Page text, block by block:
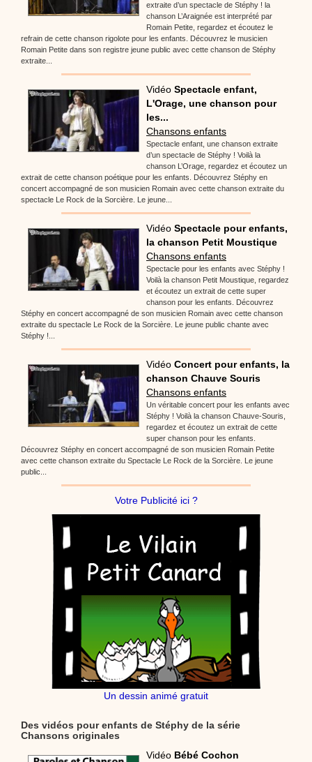
extraite d’un spectacle de Stéphy ! la
chanson L’Araignée est interprété par
Romain Petite, regardez et écoutez le
refrain de cette chanson rigolote pour les enfants. Découvrez le musicien
Romain Petite dans son registre jeune public avec cette chanson de Stéphy
extraite...
Vidéo Spectacle enfant,
L'Orage, une chanson pour
les...
Chansons enfants
Spectacle enfant, une chanson extraite
d’un spectacle de Stéphy ! Voilà la
chanson L’Orage, regardez et écoutez un
extrait de cette chanson poétique pour les enfants. Découvrez Stéphy en
concert accompagné de son musicien Romain avec cette chanson extraite du
spectacle Le Rock de la Sorcière. Le jeune...
Vidéo Spectacle pour enfants,
la chanson Petit Moustique
Chansons enfants
Spectacle pour les enfants avec Stéphy !
Voilà la chanson Petit Moustique, regardez
et écoutez un extrait de cette super
chanson pour les enfants. Découvrez
Stéphy en concert accompagné de son musicien Romain avec cette chanson
extraite du spectacle Le Rock de la Sorcière. Le jeune public chante avec
Stéphy !...
Vidéo Concert pour enfants, la
chanson Chauve Souris
Chansons enfants
Un véritable concert pour les enfants avec
Stéphy ! Voilà la chanson Chauve-Souris,
regardez et écoutez un extrait de cette
super chanson pour les enfants.
Découvrez Stéphy en concert accompagné de son musicien Romain Petite
avec cette chanson extraite du Spectacle Le Rock de la Sorcière. Le jeune
public...
Votre Publicité ici ?
Un dessin animé gratuit
Des vidéos pour enfants de Stéphy de la série
Chansons originales
Vidéo Bébé Cochon